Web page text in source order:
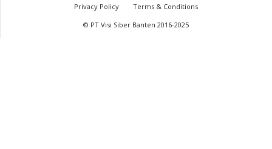
Privacy Policy
Terms & Conditions
© PT Visi Siber Banten 2016-2025